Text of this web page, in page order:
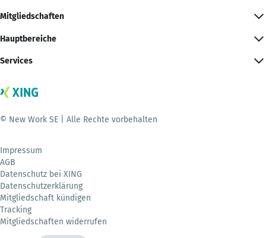
Mitgliedschaften
Hauptbereiche
Services
© New Work SE | Alle Rechte vorbehalten
Impressum
AGB
Datenschutz bei XING
Datenschutzerklärung
Mitgliedschaft kündigen
Tracking
Mitgliedschaften widerrufen